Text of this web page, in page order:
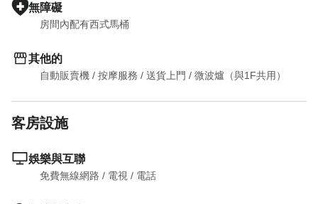
無障礙
房間內配有西式馬桶
其他的
自動販賣機 / 按摩服務 / 送貨上門 / 微波爐（與1F共用）
客房設施
娛樂與互聯
免費無線網路 / 電視 / 電話